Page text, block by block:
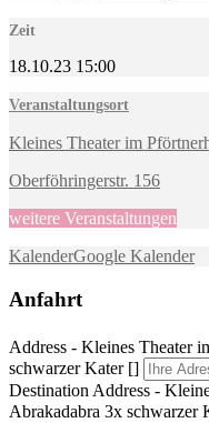
Zeit
18.10.23 15:00
Veranstaltungsort
Kleines Theater im
Oberföhringerstr. 156
weitere Veranstaltungen
KalenderGoogle Kalender
Anfahrt
Address - Kleines Theater
schwarzer Kater []
Destination Address -
Abrakadabra 3x schwarzer